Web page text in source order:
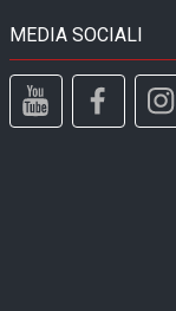
MEDIA SOCIALI